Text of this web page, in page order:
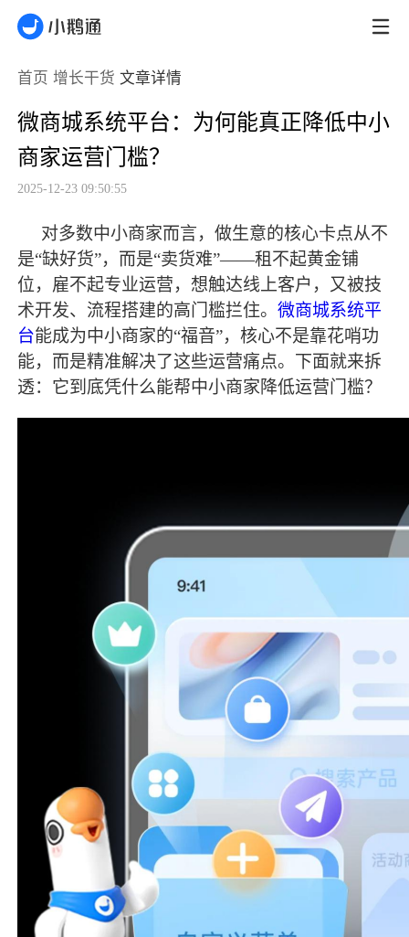
首页 增长干货 文章详情
微商城系统平台：为何能真正降低中小
商家运营门槛？
2025-12-23 09:50:55
对多数中小商家而言，做生意的核心卡点从不
是“缺好货”，而是“卖货难”——租不起黄金铺
位，雇不起专业运营，想触达线上客户，又被技
术开发、流程搭建的高门槛拦住。微商城系统平
台能成为中小商家的“福音”，核心不是靠花哨功
能，而是精准解决了这些运营痛点。下面就来拆
透：它到底凭什么能帮中小商家降低运营门槛？